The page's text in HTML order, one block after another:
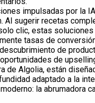
impulsadas por la
Al sugerir recetas
clic, estas
tasas de
de
de
de Algolia, están
adaptado a la
la abrumadora